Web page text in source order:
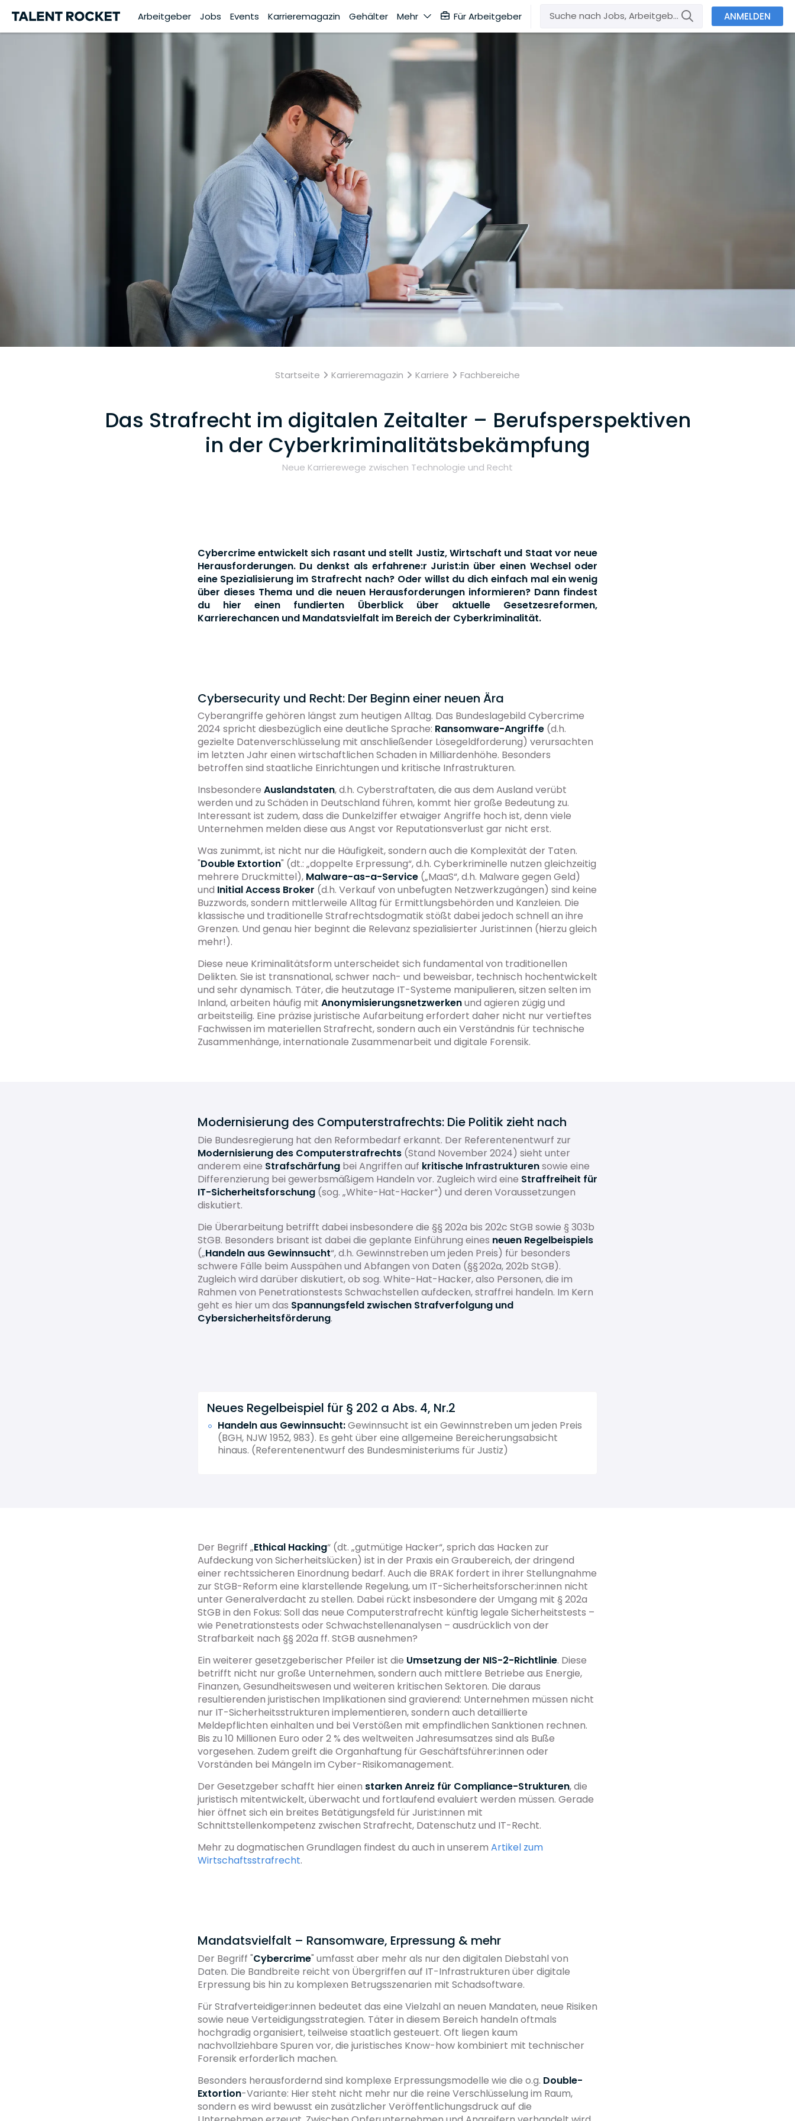
Arbeitgeber Jobs Events Karrieremagazin Gehälter Mehr Für Arbeitgeber ANMELDEN
Startseite Karrieremagazin Karriere Fachbereiche
Das Strafrecht im digitalen Zeitalter – Berufsperspektiven
in der Cyberkriminalitätsbekämpfung
Neue Karrierewege zwischen Technologie und Recht
Cybercrime entwickelt sich rasant und stellt Justiz, Wirtschaft und Staat vor neue
Herausforderungen. Du denkst als erfahrene:r Jurist:in über einen Wechsel oder
eine Spezialisierung im Strafrecht nach? Oder willst du dich einfach mal ein wenig
über dieses Thema und die neuen Herausforderungen informieren? Dann findest
du hier einen fundierten Überblick über aktuelle Gesetzesreformen,
Karrierechancen und Mandatsvielfalt im Bereich der Cyberkriminalität.
Cybersecurity und Recht: Der Beginn einer neuen Ära
Cyberangriffe gehören längst zum heutigen Alltag. Das Bundeslagebild Cybercrime
2024 spricht diesbezüglich eine deutliche Sprache: Ransomware-Angriffe (d.h.
gezielte Datenverschlüsselung mit anschließender Lösegeldforderung) verursachten
im letzten Jahr einen wirtschaftlichen Schaden in Milliardenhöhe. Besonders
betroffen sind staatliche Einrichtungen und kritische Infrastrukturen.
Insbesondere Auslandstaten, d.h. Cyberstraftaten, die aus dem Ausland verübt
werden und zu Schäden in Deutschland führen, kommt hier große Bedeutung zu.
Interessant ist zudem, dass die Dunkelziffer etwaiger Angriffe hoch ist, denn viele
Unternehmen melden diese aus Angst vor Reputationsverlust gar nicht erst.
Was zunimmt, ist nicht nur die Häufigkeit, sondern auch die Komplexität der Taten.
"Double Extortion" (dt.: „doppelte Erpressung“, d.h. Cyberkriminelle nutzen gleichzeitig
mehrere Druckmittel), Malware-as-a-Service(„MaaS“, d.h. Malware gegen Geld)
und Initial Access Broker (d.h. Verkauf von unbefugten Netzwerkzugängen) sind keine
Buzzwords, sondern mittlerweile Alltag für Ermittlungsbehörden und Kanzleien. Die
klassische und traditionelle Strafrechtsdogmatik stößt dabei jedoch schnell an ihre
Grenzen. Und genau hier beginnt die Relevanz spezialisierter Jurist:innen (hierzu gleich
mehr!).
Diese neue Kriminalitätsform unterscheidet sich fundamental von traditionellen
Delikten. Sie ist transnational, schwer nach- und beweisbar, technisch hochentwickelt
und sehr dynamisch. Täter, die heutzutage IT-Systeme manipulieren, sitzen selten im
Inland, arbeiten häufig mit Anonymisierungsnetzwerkenund agieren zügig und
arbeitsteilig. Eine präzise juristische Aufarbeitung erfordert daher nicht nur vertieftes
Fachwissen im materiellen Strafrecht, sondern auch ein Verständnis für technische
Zusammenhänge, internationale Zusammenarbeit und digitale Forensik.
Modernisierung des Computerstrafrechts: Die Politik zieht nach
Die Bundesregierung hat den Reformbedarf erkannt. Der Referentenentwurf zur
Modernisierung des Computerstrafrechts(Stand November 2024) sieht unter
anderem eine Strafschärfungbei Angriffen auf kritische Infrastrukturensowie eine
Differenzierung bei gewerbsmäßigem Handeln vor. Zugleich wird eine Straffreiheit für
IT-Sicherheitsforschung(sog. „White-Hat-Hacker“) und deren Voraussetzungen
diskutiert.
Die Überarbeitung betrifft dabei insbesondere die §§ 202a bis 202c StGB sowie § 303b
StGB. Besonders brisant ist dabei die geplante Einführung eines neuen Regelbeispiels
(„Handeln aus Gewinnsucht“, d.h. Gewinnstreben um jeden Preis) für besonders
schwere Fälle beim Ausspähen und Abfangen von Daten (§§ 202a, 202b StGB).
Zugleich wird darüber diskutiert, ob sog. White-Hat-Hacker, also Personen, die im
Rahmen von Penetrationstests Schwachstellen aufdecken, straffrei handeln. Im Kern
geht es hier um das Spannungsfeld zwischen Strafverfolgung und
Cybersicherheitsförderung.
Neues Regelbeispiel für § 202 a Abs. 4, Nr.2
Handeln aus Gewinnsucht:Gewinnsucht ist ein Gewinnstreben um jeden Preis
(BGH, NJW 1952, 983). Es geht über eine allgemeine Bereicherungsabsicht
hinaus. (Referentenentwurf des Bundesministeriums für Justiz)
Der Begriff „Ethical Hacking“ (dt. „gutmütige Hacker“, sprich das Hacken zur
Aufdeckung von Sicherheitslücken) ist in der Praxis ein Graubereich, der dringend
einer rechtssicheren Einordnung bedarf. Auch die BRAK fordert in ihrer Stellungnahme
zur StGB-Reform eine klarstellende Regelung, um IT-Sicherheitsforscher:innen nicht
unter Generalverdacht zu stellen. Dabei rückt insbesondere der Umgang mit § 202a
StGB in den Fokus: Soll das neue Computerstrafrecht künftig legale Sicherheitstests –
wie Penetrationstests oder Schwachstellenanalysen – ausdrücklich von der
Strafbarkeit nach §§ 202a ff. StGB ausnehmen?
Ein weiterer gesetzgeberischer Pfeiler ist die Umsetzung der NIS-2-Richtlinie. Diese
betrifft nicht nur große Unternehmen, sondern auch mittlere Betriebe aus Energie,
Finanzen, Gesundheitswesen und weiteren kritischen Sektoren. Die daraus
resultierenden juristischen Implikationen sind gravierend: Unternehmen müssen nicht
nur IT-Sicherheitsstrukturen implementieren, sondern auch detaillierte
Meldepflichten einhalten und bei Verstößen mit empfindlichen Sanktionen rechnen.
Bis zu 10 Millionen Euro oder 2 % des weltweiten Jahresumsatzes sind als Buße
vorgesehen. Zudem greift die Organhaftung für Geschäftsführer:innen oder
Vorständen bei Mängeln im Cyber-Risikomanagement.
Der Gesetzgeber schafft hier einen starken Anreiz für Compliance-Strukturen, die
juristisch mitentwickelt, überwacht und fortlaufend evaluiert werden müssen. Gerade
hier öffnet sich ein breites Betätigungsfeld für Jurist:innen mit
Schnittstellenkompetenz zwischen Strafrecht, Datenschutz und IT-Recht.
Mehr zu dogmatischen Grundlagen findest du auch in unserem Artikel zum
Wirtschaftsstrafrecht.
Mandatsvielfalt – Ransomware, Erpressung & mehr
Der Begriff "Cybercrime" umfasst aber mehr als nur den digitalen Diebstahl von
Daten. Die Bandbreite reicht von Übergriffen auf IT-Infrastrukturen über digitale
Erpressung bis hin zu komplexen Betrugsszenarien mit Schadsoftware.
Für Strafverteidiger:innen bedeutet das eine Vielzahl an neuen Mandaten, neue Risiken
sowie neue Verteidigungsstrategien. Täter in diesem Bereich handeln oftmals
hochgradig organisiert, teilweise staatlich gesteuert. Oft liegen kaum
nachvollziehbare Spuren vor, die juristisches Know-how kombiniert mit technischer
Forensik erforderlich machen.
Besonders herausfordernd sind komplexe Erpressungsmodelle wie die o.g. Double-
Extortion-Variante: Hier steht nicht mehr nur die reine Verschlüsselung im Raum,
sondern es wird bewusst ein zusätzlicher Veröffentlichungsdruck auf die